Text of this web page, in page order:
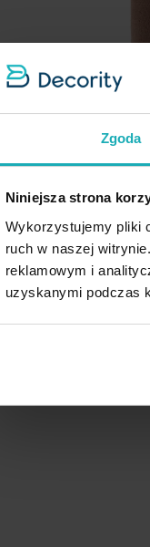
Zgoda
Niniejsza strona
Wykorzystujemy pliki
ruch w naszej
reklamowym i
uzyskanymi podczas
10,91